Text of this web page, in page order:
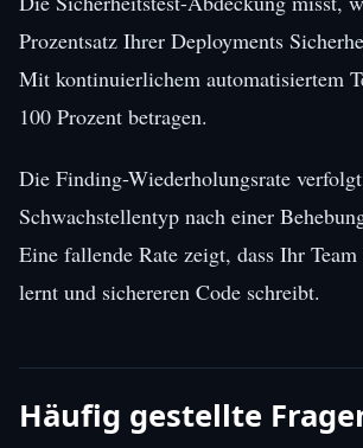
Prozentsatz Ihrer Deployments
Mit kontinuierlichem automatisiertem
100 Prozent betragen.
Die Finding-Wiederholungsrate
Schwachstellentyp nach einer
Eine fallende Rate zeigt, dass Ihr
lernt und sichereren Code schreibt.
Häufig gestellte